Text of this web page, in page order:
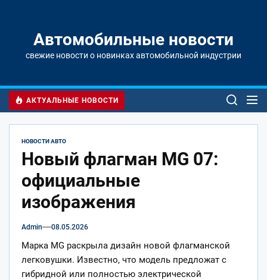
содержимомуАвтомобильные новости
свежие новости о новинках автомобильной индустрии
АКТУАЛЬНЫЕ НОВОСТИ
НОВОСТИ АВТО
Новый флагман MG 07:
официальные
изображения
Admin 08.05.2026
Марка MG раскрыла дизайн новой флагманской
легковушки. Известно, что модель предложат с
гибридной или полностью электрической